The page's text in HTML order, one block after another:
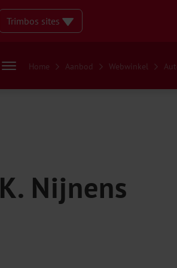
Trimbos sites
Home Aanbod Webwinkel
K. Nijnens